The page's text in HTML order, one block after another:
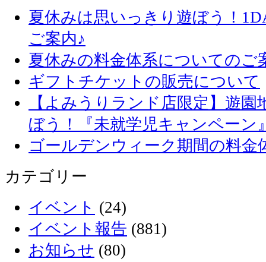
夏休みは思いっきり遊ぼう！
ご案内♪
夏休みの料金体系についてのご
ギフトチケットの販売について
【よみうりランド店限定】遊
ぼう！『未就学児キャンペーン
ゴールデンウィーク期間の料金
カテゴリー
イベント (24)
イベント報告 (881)
お知らせ (80)